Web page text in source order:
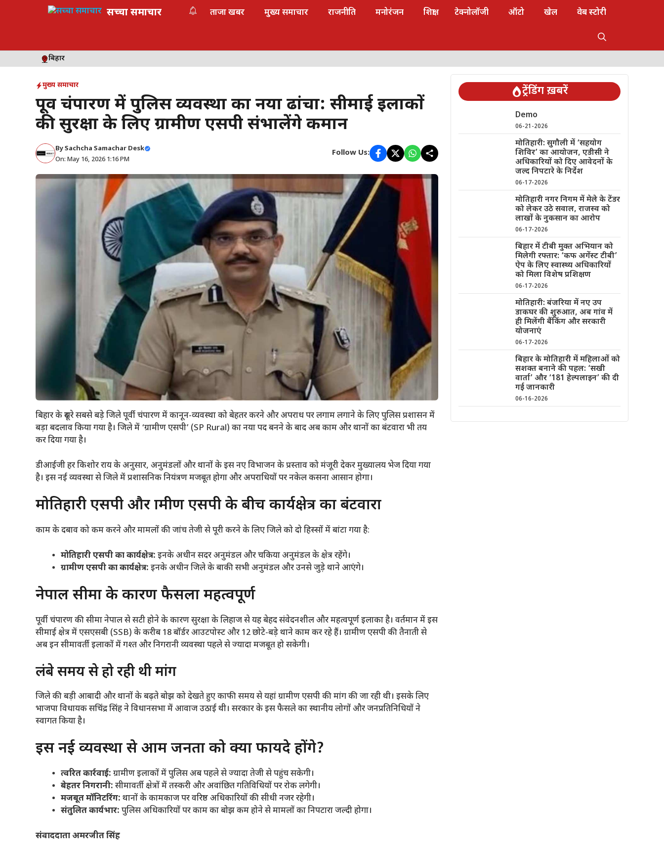
सच्चा समाचार ताजा खबर मुख्य समाचार राजनीति मनोरंजन शिक्षा टेक्नोलॉजी ऑटो खेल वेब स्टोरी
बिहार
मुख्य समाचार
पूर्वी चंपारण में पुलिस व्यवस्था का नया ढांचा: सीमाई इलाकों
की सुरक्षा के लिए ग्रामीण एसपी संभालेंगे कमान
BySachcha Samachar Desk
On: May 16, 2026 1:16 PM
Follow Us:
बिहार के दूसरे सबसे बड़े जिले पूर्वी चंपारण में कानून-व्यवस्था को बेहतर करने और अपराध पर लगाम लगाने के लिए पुलिस प्रशासन में
बड़ा बदलाव किया गया है। जिले में ‘ग्रामीण एसपी’ (SP Rural) का नया पद बनने के बाद अब काम और थानों का बंटवारा भी तय
कर दिया गया है।
​डीआईजी हर किशोर राय के अनुसार, अनुमंडलों और थानों के इस नए विभाजन के प्रस्ताव को मंजूरी देकर मुख्यालय भेज दिया गया
है। इस नई व्यवस्था से जिले में प्रशासनिक नियंत्रण मजबूत होगा और अपराधियों पर नकेल कसना आसान होगा।
​मोतिहारी एसपी और ग्रामीण एसपी के बीच कार्यक्षेत्र का बंटवारा
​काम के दबाव को कम करने और मामलों की जांच तेजी से पूरी करने के लिए जिले को दो हिस्सों में बांटा गया है:
मोतिहारी एसपी का कार्यक्षेत्र: इनके अधीन सदर अनुमंडल और चकिया अनुमंडल के क्षेत्र रहेंगे।
ग्रामीण एसपी का कार्यक्षेत्र: इनके अधीन जिले के बाकी सभी अनुमंडल और उनसे जुड़े थाने आएंगे।
​नेपाल सीमा के कारण फैसला महत्वपूर्ण
​पूर्वी चंपारण की सीमा नेपाल से सटी होने के कारण सुरक्षा के लिहाज से यह बेहद संवेदनशील और महत्वपूर्ण इलाका है। वर्तमान में इस
सीमाई क्षेत्र में एसएसबी (SSB) के करीब 18 बॉर्डर आउटपोस्ट और 12 छोटे-बड़े थाने काम कर रहे हैं। ग्रामीण एसपी की तैनाती से
अब इन सीमावर्ती इलाकों में गश्त और निगरानी व्यवस्था पहले से ज्यादा मजबूत हो सकेगी।
​लंबे समय से हो रही थी मांग
​जिले की बड़ी आबादी और थानों के बढ़ते बोझ को देखते हुए काफी समय से यहां ग्रामीण एसपी की मांग की जा रही थी। इसके लिए
भाजपा विधायक सचिंद्र सिंह ने विधानसभा में आवाज उठाई थी। सरकार के इस फैसले का स्थानीय लोगों और जनप्रतिनिधियों ने
स्वागत किया है।
​इस नई व्यवस्था से आम जनता को क्या फायदे होंगे?
त्वरित कार्रवाई: ग्रामीण इलाकों में पुलिस अब पहले से ज्यादा तेजी से पहुंच सकेगी।
बेहतर निगरानी: सीमावर्ती क्षेत्रों में तस्करी और अवांछित गतिविधियों पर रोक लगेगी।
मजबूत मॉनिटरिंग: थानों के कामकाज पर वरिष्ठ अधिकारियों की सीधी नजर रहेगी।
संतुलित कार्यभार: पुलिस अधिकारियों पर काम का बोझ कम होने से मामलों का निपटारा जल्दी होगा।
संवाददाता अमरजीत सिंह
ट्रेंडिंग ख़बरें
Demo
06-21-2026
मोतिहारी: सुगौली में ‘सहयोग
शिविर’ का आयोजन, एडीसी ने
अधिकारियों को दिए आवेदनों के
जल्द निपटारे के निर्देश
06-17-2026
मोतिहारी नगर निगम में मेले के टेंडर
को लेकर उठे सवाल, राजस्व को
लाखों के नुकसान का आरोप
06-17-2026
बिहार में टीबी मुक्त अभियान को
मिलेगी रफ्तार: ‘कफ अगेंस्ट टीबी’
ऐप के लिए स्वास्थ्य अधिकारियों
को मिला विशेष प्रशिक्षण
06-17-2026
मोतिहारी: बंजरिया में नए उप
डाकघर की शुरुआत, अब गांव में
ही मिलेंगी बैंकिंग और सरकारी
योजनाएं
06-17-2026
बिहार के मोतिहारी में महिलाओं को
सशक्त बनाने की पहल: ‘सखी
वार्ता’ और ‘181 हेल्पलाइन’ की दी
गई जानकारी
06-16-2026